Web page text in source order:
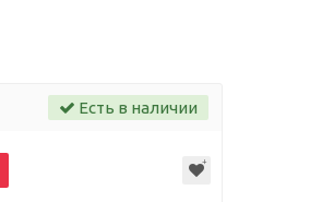
Есть в наличии